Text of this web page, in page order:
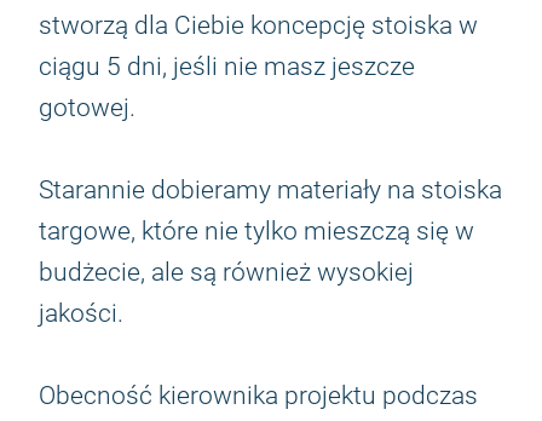
stworzą dla Ciebie koncepcję stoiska w
ciągu 5 dni, jeśli nie masz jeszcze
gotowej.
Starannie dobieramy materiały na stoiska
targowe, które nie tylko mieszczą się w
budżecie, ale są również wysokiej
jakości.
Obecność kierownika projektu podczas